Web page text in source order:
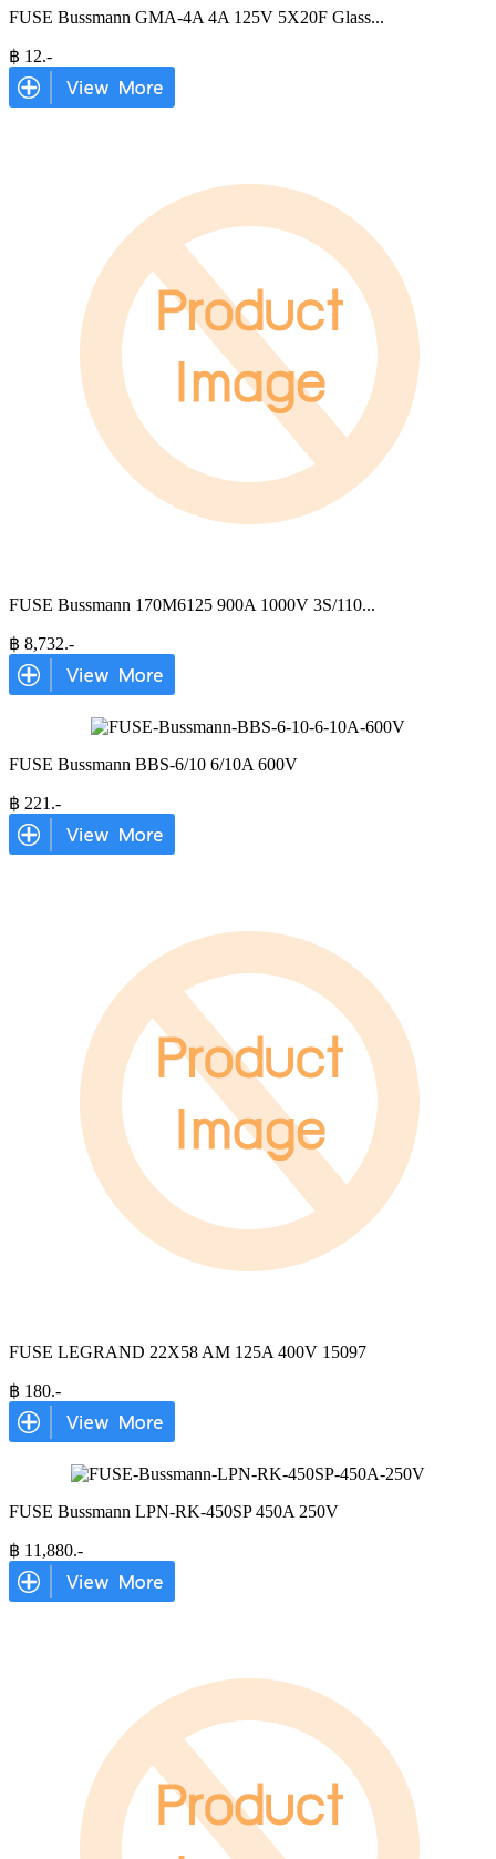
FUSE Bussmann GMA-4A 4A 125V 5X20F Glass...
฿ 12.-
FUSE Bussmann 170M6125 900A 1000V 3S/110...
฿ 8,732.-
FUSE Bussmann BBS-6/10 6/10A 600V
฿ 221 .-
FUSE LEGRAND 22X58 AM 125A 400V 15097
฿ 180.-
FUSE Bussmann LPN-RK-450SP 450A 250V
฿ 11,880.-